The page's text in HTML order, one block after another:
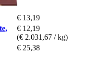
€ 13,19
€ 12,19
(€ 2.031,67 / kg)
€ 25,38